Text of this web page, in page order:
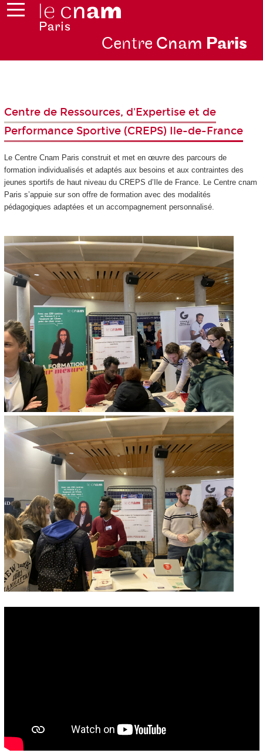
Centre Cnam Paris
Centre de Ressources, d'Expertise et de
Performance Sportive (CREPS) Ile-de-France
Le Centre Cnam Paris construit et met en œuvre des parcours de
formation individualisés et adaptés aux besoins et aux contraintes des
jeunes sportifs de haut niveau du CREPS d’Ile de France. Le Centre cnam
Paris s’appuie sur son offre de formation avec des modalités
pédagogiques adaptées et un accompagnement personnalisé.